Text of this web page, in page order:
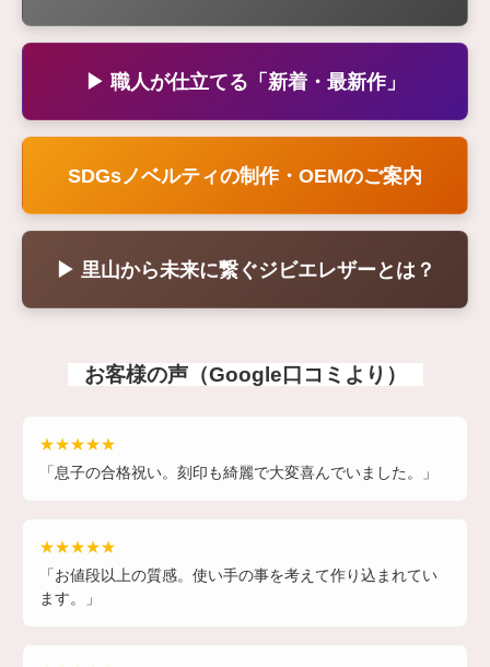
▶ 職人が仕立てる「新着・最新作」
SDGsノベルティの制作・OEMのご案内
▶ 里山から未来に繋ぐジビエレザーとは？
お客様の声（Google口コミより）
★★★★★
「息子の合格祝い。刻印も綺麗で大変喜んでいました。」
★★★★★
「お値段以上の質感。使い手の事を考えて作り込まれてい
ます。」